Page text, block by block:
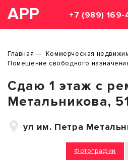
АРР +7 (989)
Главная Коммерческая
Помещение свободного
Сдаю 1 этаж с
Метальникова,
ул им. Петра
Фотографии